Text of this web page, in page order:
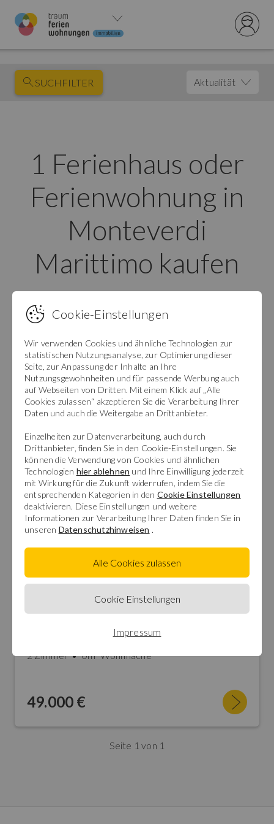
SUCHFILTER Aktualität
1 Ferienhaus oder
Ferienwohnung in
Monteverdi
Marittimo kaufen
Erhalten Sie neue Objekte Ihrer Suche per
Etagenwohnung inCanneto Di Monteverdi
Apartment in the historic center
2 Zimmer
0m² Wohnfläche
49.000 €
Seite 1 von 1
Cookie-Einstellungen
Wir verwenden Cookies und ähnliche Technologien zur
statistischen Nutzungsanalyse, zur Optimierung dieser
Seite, zur Anpassung der Inhalte an Ihre
Nutzungsgewohnheiten und für passende Werbung auch
auf Webseiten von Dritten. Mit einem Klick auf „Alle
Cookies zulassen“ akzeptieren Sie die Verarbeitung Ihrer
Daten und auch die Weitergabe an Drittanbieter.
Einzelheiten zur Datenverarbeitung, auch durch
Drittanbieter, finden Sie in den Cookie-Einstellungen. Sie
können die Verwendung von Cookies und ähnlichen
Technologien hier ablehnen und Ihre Einwilligung jederzeit
mit Wirkung für die Zukunft widerrufen, indem Sie die
entsprechenden Kategorien in den Cookie Einstellungen
deaktivieren. Diese Einstellungen und weitere
Informationen zur Verarbeitung Ihrer Daten finden Sie in
unseren Datenschutzhinweisen .
Cookie Einstellungen
Alle Cookies zulassen
Impressum